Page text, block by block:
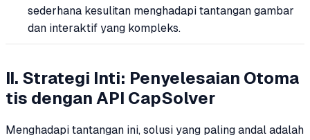
sederhana kesulitan menghadapi tantangan gambar
dan interaktif yang kompleks.
II. Strategi Inti: Penyelesaian Otoma
tis dengan API CapSolver
Menghadapi tantangan ini, solusi yang paling andal adalah